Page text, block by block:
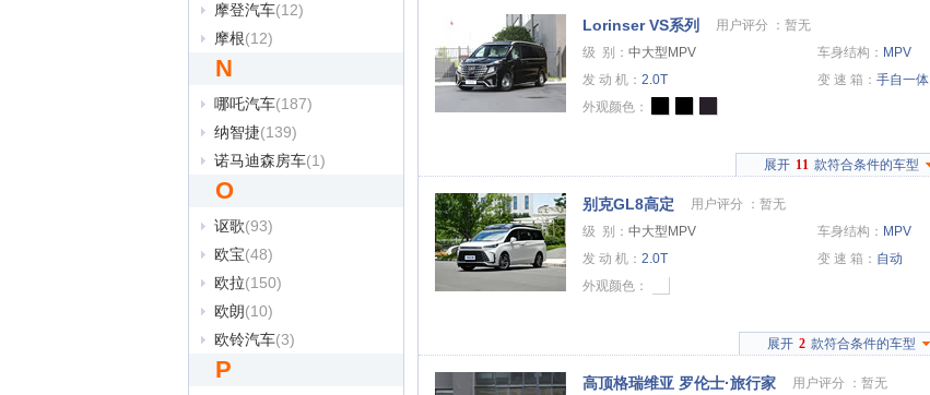
摩登汽车(12)
摩根(12)
N
哪吒汽车(187)
纳智捷(139)
诺马迪森房车(1)
O
讴歌(93)
欧宝(48)
欧拉(150)
欧朗(10)
欧铃汽车(3)
P
Lorinser VS系列 用户评分 ： 暂无
级 别： 中大型MPV 车身结构： MPV
发 动 机： 2.0T 变 速 箱： 手自一体
外观颜色：
展开 11 款符合条件的车型
别克GL8高定 用户评分 ： 暂无
级 别： 中大型MPV 车身结构： MPV
发 动 机： 2.0T 变 速 箱： 自动
外观颜色：
展开 2 款符合条件的车型
高顶格瑞维亚 罗伦士·旅行家 用户评分 ： 暂无